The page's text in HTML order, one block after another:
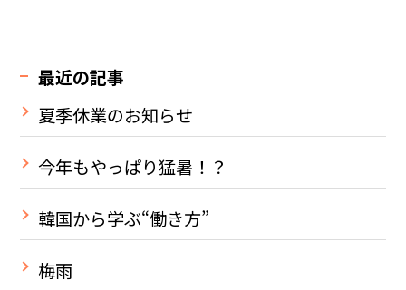
最近の記事
夏季休業のお知らせ
今年もやっぱり猛暑！？
韓国から学ぶ“働き方”
梅雨